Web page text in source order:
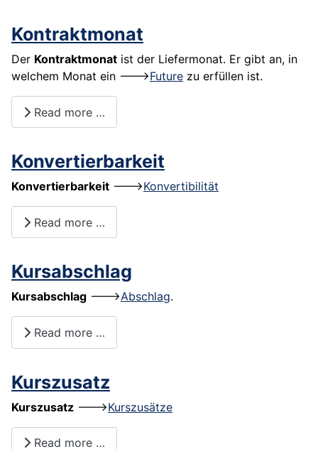
Kontraktmonat
Der Kontraktmonat ist der Liefermonat. Er gibt an, in
welchem Monat ein --->Future zu erfüllen ist.
Read more …
Konvertierbarkeit
Konvertierbarkeit --->Konvertibilität
Read more …
Kursabschlag
Kursabschlag --->Abschlag.
Read more …
Kurszusatz
Kurszusatz --->Kurszusätze
Read more …